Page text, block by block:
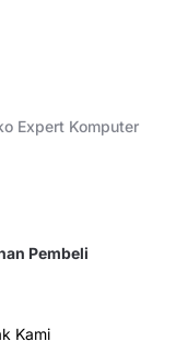
Expert Komputer
Pembeli
Kami